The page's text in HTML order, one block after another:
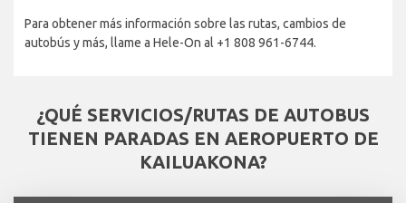
Para obtener más información sobre las rutas, cambios de
autobús y más, llame a Hele-On al +1 808 961-6744.
¿QUÉ SERVICIOS/RUTAS DE AUTOBUS
TIENEN PARADAS EN AEROPUERTO DE
KAILUAKONA?